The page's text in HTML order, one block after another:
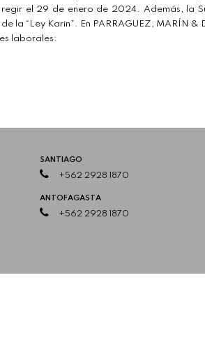
el 29 de enero de 2024. Además, la
“Ley Karin”. En PARRAGUEZ, MARÍN &
laborales:
SANTIAGO
+562 2928 1870
ANTOFAGASTA
+562 2928 1870